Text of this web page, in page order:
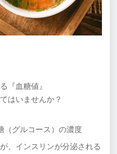
『血糖値』
はいませんか？
（グルコース）の濃度
、インスリンが分泌される